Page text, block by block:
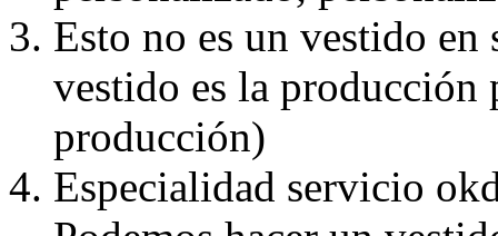
Esto no es un vestido
vestido es la producción
producción)
Especialidad servicio